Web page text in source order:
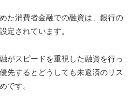
た消費者金融での融資は、銀行の
定されています。
がスピードを重視した融資を行っ
先するとどうしても未返済のリス
です。